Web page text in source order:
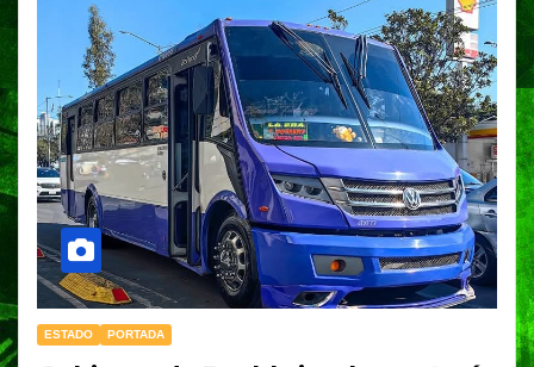
ESTADO PORTADA